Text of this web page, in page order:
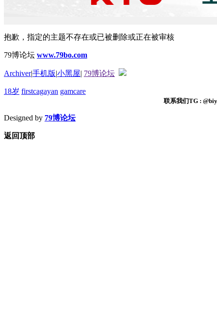
抱歉，指定的主题不存在或已被删除或正在被审核
79博论坛 www.79bo.com
Archiver|手机版|小黑屋| 79博论坛
18岁 firstcagayan gamcare
联系我们TG :
Designed by 79博论坛
返回顶部